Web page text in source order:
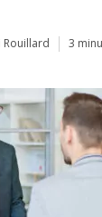
Rouillard 3